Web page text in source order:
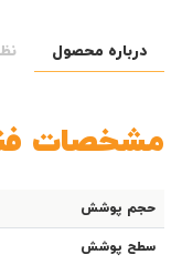
درباره محصول
مشخصات
حجم پوشش
سطح پوشش